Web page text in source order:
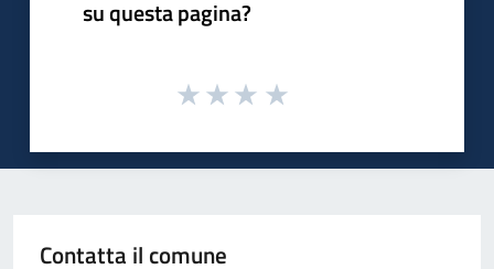
su questa pagina?
Contatta il comune